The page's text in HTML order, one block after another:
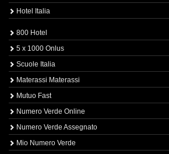
Hotel Italia
800 Hotel
5 x 1000 Onlus
Scuole Italia
Materassi Materassi
Mutuo Fast
Numero Verde Online
Numero Verde Assegnato
Mio Numero Verde